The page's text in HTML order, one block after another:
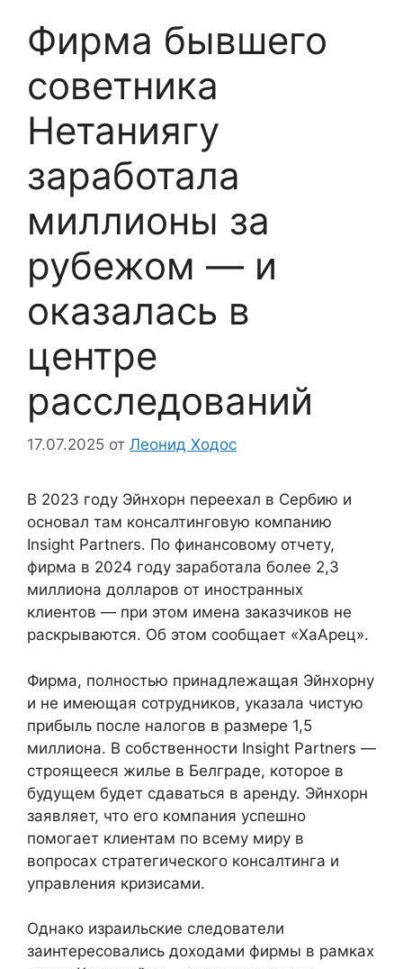
Фирма бывшего
советника
Нетаниягу
заработала
миллионы за
рубежом — и
оказалась в
центре
расследований
17.07.2025 от Леонид Ходос
В 2023 году Эйнхорн переехал в Сербию и
основал там консалтинговую компанию
Insight Partners. По финансовому отчету,
фирма в 2024 году заработала более 2,3
миллиона долларов от иностранных
клиентов — при этом имена заказчиков не
раскрываются. Об этом сообщает «ХаАрец».
Фирма, полностью принадлежащая Эйнхорну
и не имеющая сотрудников, указала чистую
прибыль после налогов в размере 1,5
миллиона. В собственности Insight Partners —
строящееся жилье в Белграде, которое в
будущем будет сдаваться в аренду. Эйнхорн
заявляет, что его компания успешно
помогает клиентам по всему миру в
вопросах стратегического консалтинга и
управления кризисами.
Однако израильские следователи
заинтересовались доходами фирмы в рамках